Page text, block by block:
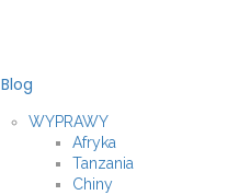
Blog
WYPRAWY
Afryka
Tanzania
Chiny